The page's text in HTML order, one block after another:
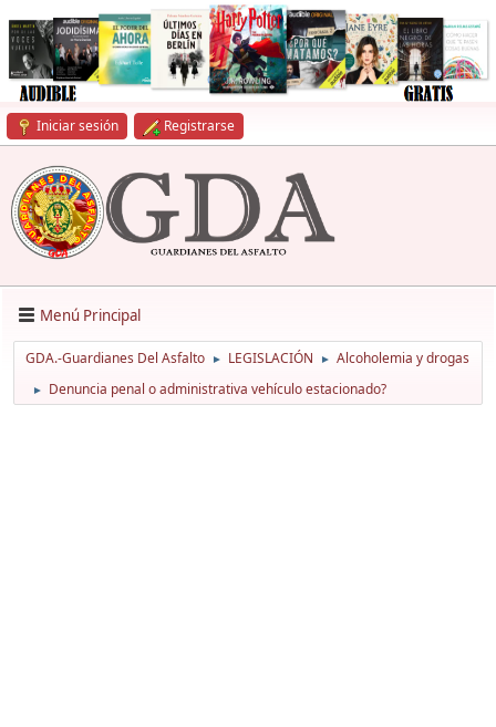
Iniciar sesión Registrarse
Menú Principal
GDA.-Guardianes Del Asfalto ► LEGISLACIÓN ► Alcoholemia y drogas
► Denuncia penal o administrativa vehículo estacionado?